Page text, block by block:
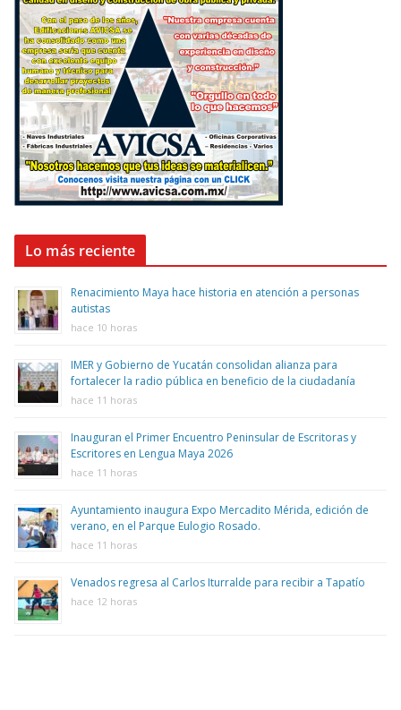
Lo más reciente
Renacimiento Maya hace historia en atención a personas
autistas
hace 10 horas
IMER y Gobierno de Yucatán consolidan alianza para
fortalecer la radio pública en beneficio de la ciudadanía
hace 11 horas
Inauguran el Primer Encuentro Peninsular de Escritoras y
Escritores en Lengua Maya 2026
hace 11 horas
Ayuntamiento inaugura Expo Mercadito Mérida, edición de
verano, en el Parque Eulogio Rosado.
hace 11 horas
Venados regresa al Carlos Iturralde para recibir a Tapatío
hace 12 horas